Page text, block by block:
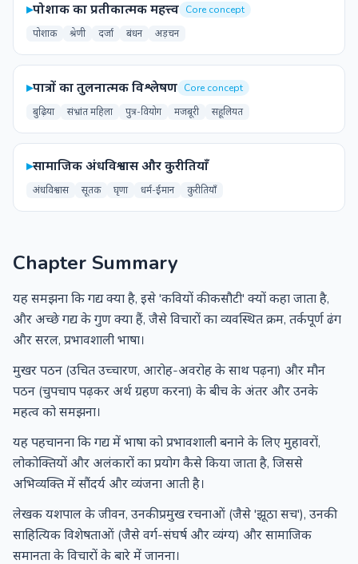
▸पोशाक का प्रतीकात्मक महत्त्व Core concept
पोशाक
श्रेणी दर्जा बंधन अड़चन
▸पात्रों का तुलनात्मक विश्लेषण Core concept
बुढ़िया
संभ्रांत महिला पुत्र-वियोग मजबूरी सहूलियत
▸सामाजिक अंधविश्वास और कुरीतियाँ
अंधविश्वास सूतक घृणा धर्म-ईमान कुरीतियाँ
Chapter Summary
यह समझना कि गद्य क्या है, इसे 'कवियों की कसौटी' क्यों कहा जाता है,
और अच्छे गद्य के गुण क्या हैं, जैसे विचारों का व्यवस्थित क्रम, तर्कपूर्ण ढंग
और सरल, प्रभावशाली भाषा।
मुखर पठन (उचित उच्चारण, आरोह-अवरोह के साथ पढ़ना) और मौन
पठन (चुपचाप पढ़कर अर्थ ग्रहण करना) के बीच के अंतर और उनके
महत्व को समझना।
यह पहचानना कि गद्य में भाषा को प्रभावशाली बनाने के लिए मुहावरों,
लोकोक्तियों और अलंकारों का प्रयोग कैसे किया जाता है, जिससे
अभिव्यक्ति में सौंदर्य और व्यंजना आती है।
लेखक यशपाल के जीवन, उनकी प्रमुख रचनाओं (जैसे 'झूठा सच'), उनकी
साहित्यिक विशेषताओं (जैसे वर्ग-संघर्ष और व्यंग्य) और सामाजिक
समानता के विचारों के बारे में जानना।